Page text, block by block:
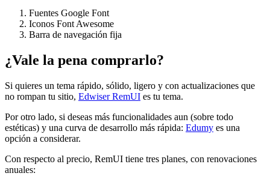
Fuentes Google Font
Iconos Font Awesome
Barra de navegación fija
¿Vale la pena comprarlo?
Si quieres un tema rápido, sólido, ligero y con actualizaciones que
no rompan tu sitio, Edwiser RemUI es tu tema.
Por otro lado, si deseas más funcionalidades aun (sobre todo
estéticas) y una curva de desarrollo más rápida: Edumy es una
opción a considerar.
Con respecto al precio, RemUI tiene tres planes, con renovaciones
anuales: